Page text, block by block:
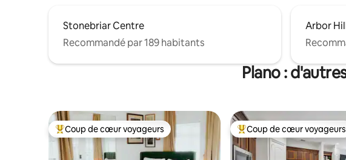
Stonebriar Centre
Recommandé par 189 habitants
Arbor
Plano :
Coups de cœur voyageurs les plus appréciés
Coup de cœur voyageurs Coups de cœur voyageurs
Coup de cœur voyageurs